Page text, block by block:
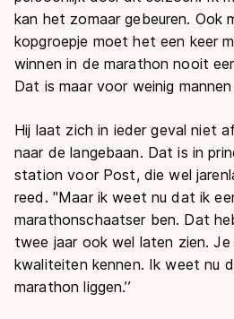
kan het zomaar gebeuren. Ook
kopgroepje moet het een keer
winnen in de marathon nooit
Dat is maar voor weinig mannen
Hij laat zich in ieder geval niet
naar de langebaan. Dat is in
station voor Post, die wel
reed. "Maar ik weet nu dat ik
marathonschaatser ben. Dat
twee jaar ook wel laten zien.
kwaliteiten kennen. Ik weet nu
marathon liggen.’’